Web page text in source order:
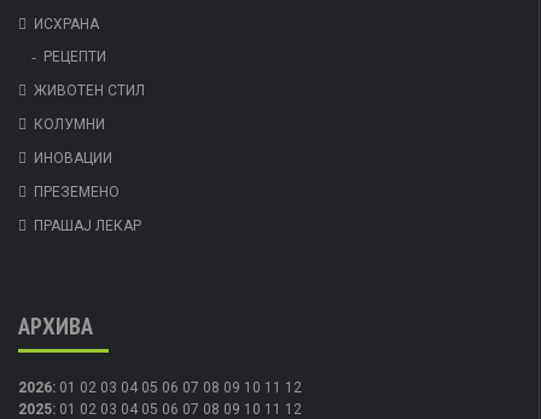
ИСХРАНА
РЕЦЕПТИ
ЖИВОТЕН СТИЛ
КОЛУМНИ
ИНОВАЦИИ
ПРЕЗЕМЕНО
ПРАШАЈ ЛЕКАР
АРХИВА
2026: 01 02 03 04 05 06 07 08 09 10 11 12
2025: 01 02 03 04 05 06 07 08 09 10 11 12